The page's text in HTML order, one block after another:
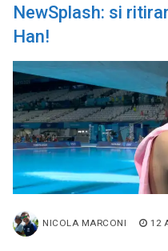
NewSplash: si
Han!
NICOLA MARCONI 12